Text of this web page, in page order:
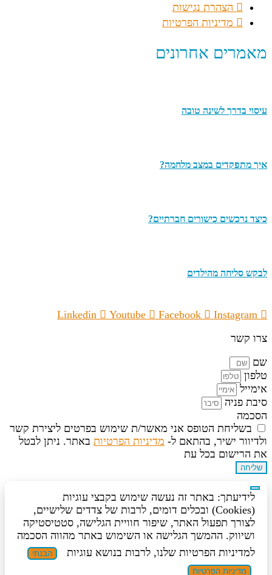
הצהרת נגישות
מדיניות הפרטיות
מאמרים אחרונים
עיסוי בדרך לשינה טובה
איך מתפקדים במצב מלחמה?
כיצד נרכשים כישורים חברתיים?
לבקש סליחה מהילדים
Linkedin Youtube Facebook
Instagram
צרו קשר
שם
טלפון
אימייל
סיבת פניה
הסכמה
בשליחת הטופס אני מאשר/ת שימוש בפרטים ליצירת קשר
ולדיוור ישיר, בהתאם ל- מדיניות הפרטיות באתר. ניתן לבטל
את הרישום בכל עת
שליחה
לידיעתך: באתר זה נעשה שימוש בקבצי עוגיות
(Cookies) ובכלים דומים, לרבות של צדדים שלישיים,
לצורך תפעול האתר, שיפור חוויית הגלישה, סטטיסטיקה
ושיווק. ההמשך הגלישה או השימוש באתר מהווה הסכמה
למדיניות הפרטיות שלנו, לרבות בנושא עוגיות
הבנתי
מדיניות הפרטיות